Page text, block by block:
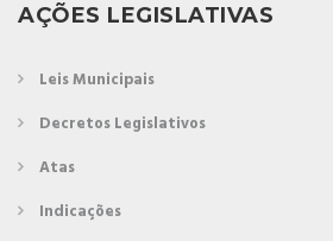
AÇÕES LEGISLATIVAS
Leis Municipais
Decretos Legislativos
Atas
Indicações